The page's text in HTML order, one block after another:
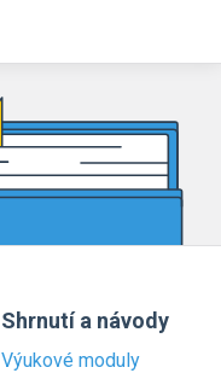
Shrnutí a návody
Výukové moduly